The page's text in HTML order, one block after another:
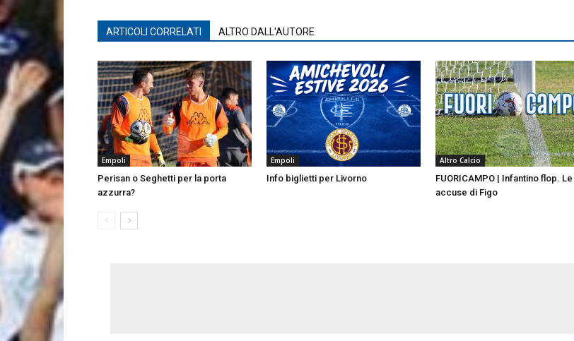
ARTICOLI CORRELATI ALTRO DALL'AUTORE
Empoli
Perisan o Seghetti per la porta
azzurra?
Empoli
Info biglietti per Livorno
Altro Calcio
FUORICAMPO | Infantino flop. Le
accuse di Figo